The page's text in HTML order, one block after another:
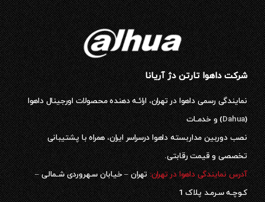
شرکت داهوا تارتن دژ آریانا
نمایندگی رسمی داهوا در تهران، ارائـه دهنده محصولات اورجینال داهوا
(
Dahua) و خدمـات
نصب دوربین مداربسته داهوا درسراسر ایران، همراه با پشتیبانی
تخصصی و قیمت رقابتی.
آدرس نمایندگی داهوا در تهران:تهران – خیابان سـهروردی شـمالی –
کـوچـه سـرمـد پلاک 1